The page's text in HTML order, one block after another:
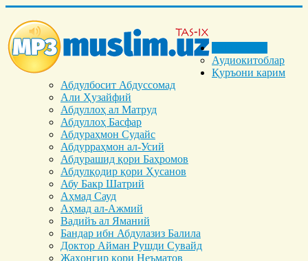
Аудиокитоблар
Қуръони карим
Абдулбосит Абдуссомад
Али Ҳузайфий
Абдуллоҳ ал Матруд
Абдуллоҳ Басфар
Абдураҳмон Судайс
Абдурраҳмон ал-Усий
Абдурашид қори Баҳромов
Абдулқодир қори Ҳусанов
Абу Бакр Шатрий
Аҳмад Сауд
Аҳмад ал-Ажмий
Вадийъ ал Яманий
Бандар ибн Абдулазиз Балила
Доктор Айман Рушди Сувайд
Жаҳонгир қори Неъматов